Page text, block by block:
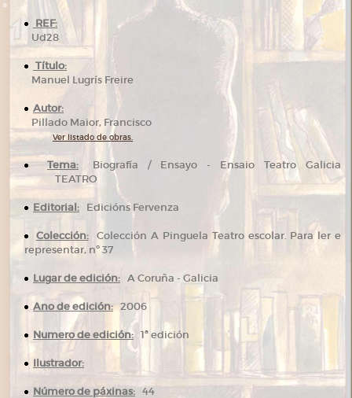
REF:
Ud28
Título:
Manuel Lugrís Freire
Autor:
Pillado Maior, Francisco
Ver listado de obras.
Tema: Biografía / Ensayo - Ensaio Teatro Galicia
TEATRO
Editorial: Edicións Fervenza
Colección:Colección A Pinguela Teatro escolar. Para ler e
representar, nº 37
Lugar de edición: A Coruña - Galicia
Ano de edición:2006
Numero de edición:1ª edición
Ilustrador:
Número de páxinas: 44